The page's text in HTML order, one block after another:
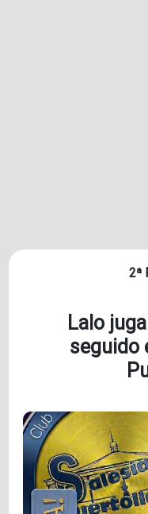
2ª
Lalo
seguido